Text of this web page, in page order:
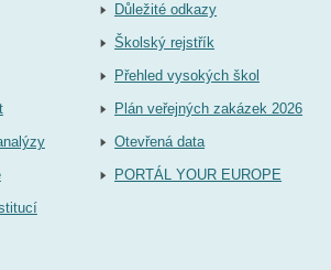
Důležité odkazy
Školský rejstřík
Přehled vysokých škol
Plán veřejných zakázek 2026
Otevřená data
PORTÁL YOUR EUROPE